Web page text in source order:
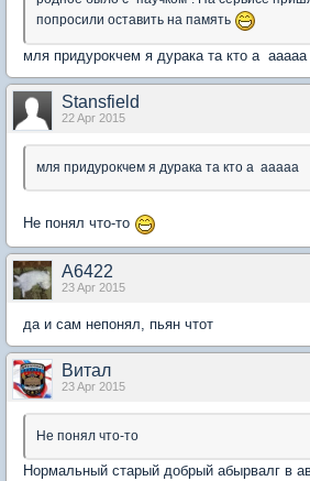
попросили оставить на память
мля придурокчем я дурака та кто а ааааа
Stansfield
22 Apr 2015
мля придурокчем я дурака та кто а ааааа
Не понял что-то
А6422
23 Apr 2015
да и сам непонял, пьян чтот
Витал
23 Apr 2015
Не понял что-то
Нормальный старый добрый абырвалг в